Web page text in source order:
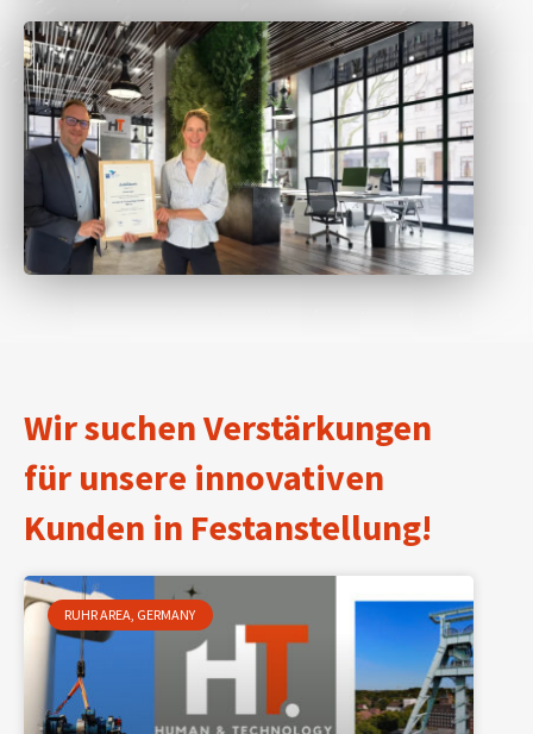
Wir suchen Verstärkungen
für unsere innovativen
Kunden in Festanstellung!
RUHR AREA, GERMANY